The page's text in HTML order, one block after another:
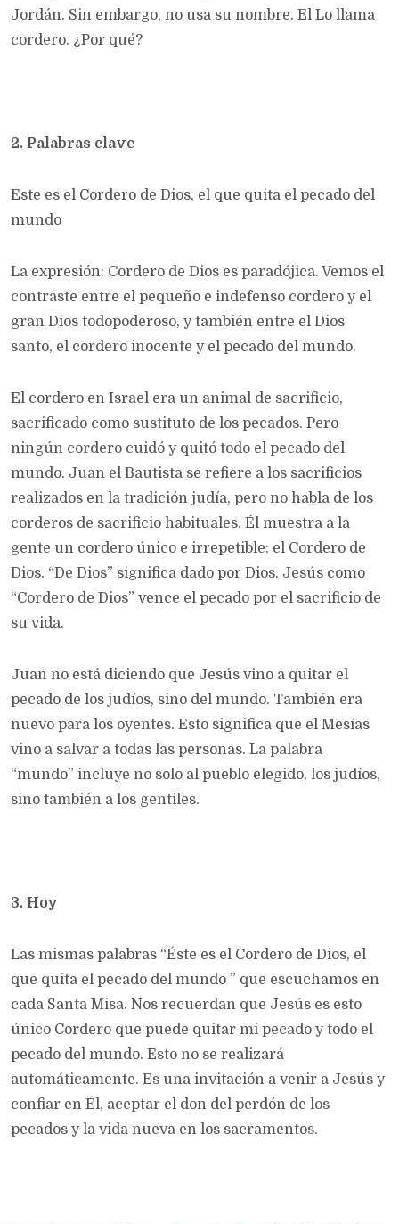
Jordán. Sin embargo, no usa su nombre. El Lo llama
cordero. ¿Por qué?
2. Palabras clave
Este es el Cordero de Dios, el que quita el pecado del
mundo
La expresión: Cordero de Dios es paradójica. Vemos el
contraste entre el pequeño e indefenso cordero y el
gran Dios todopoderoso, y también entre el Dios
santo, el cordero inocente y el pecado del mundo.
El cordero en Israel era un animal de sacrificio,
sacrificado como sustituto de los pecados. Pero
ningún cordero cuidó y quitó todo el pecado del
mundo. Juan el Bautista se refiere a los sacrificios
realizados en la tradición judía, pero no habla de los
corderos de sacrificio habituales. Él muestra a la
gente un cordero único e irrepetible: el Cordero de
Dios. “De Dios” significa dado por Dios. Jesús como
“Cordero de Dios” vence el pecado por el sacrificio de
su vida.
Juan no está diciendo que Jesús vino a quitar el
pecado de los judíos, sino del mundo. También era
nuevo para los oyentes. Esto significa que el Mesías
vino a salvar a todas las personas. La palabra
“mundo” incluye no solo al pueblo elegido, los judíos,
sino también a los gentiles.
3. Hoy
Las mismas palabras “Éste es el Cordero de Dios, el
que quita el pecado del mundo ” que escuchamos en
cada Santa Misa. Nos recuerdan que Jesús es esto
único Cordero que puede quitar mi pecado y todo el
pecado del mundo. Esto no se realizará
automáticamente. Es una invitación a venir a Jesús y
confiar en Él, aceptar el don del perdón de los
pecados y la vida nueva en los sacramentos.